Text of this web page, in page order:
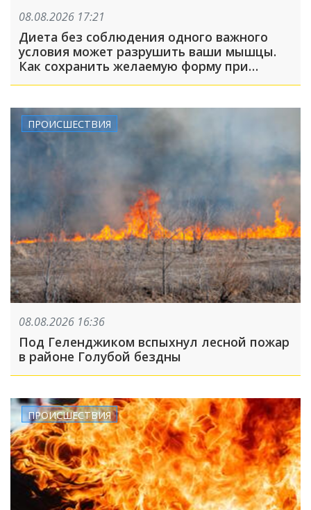
08.08.2026 17:21
Диета без соблюдения одного важного
условия может разрушить ваши мышцы.
Как сохранить желаемую форму при
похудении?
ПРОИСШЕСТВИЯ
08.08.2026 16:36
Под Геленджиком вспыхнул лесной пожар
в районе Голубой бездны
ПРОИСШЕСТВИЯ